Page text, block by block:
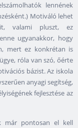
lennének
Motiváló lehet
valami pluszt, ez
ugyanakkor, hogy
mert ez konkrétan is
róla van szó, őérte
bázist. Az iskola
anyagi segítség,
fejlesztése az
már pontosan el kell